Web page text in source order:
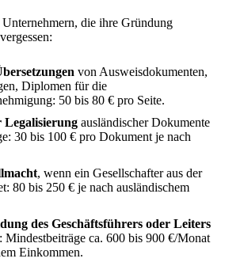
die ihre Gründung
von Ausweisdokumenten,
Diplomen für die
50 bis 80 € pro Seite.
Legalisierung ausländischer Dokumente
30 bis 100 € pro Dokument je nach
, wenn ein Gesellschafter aus der
80 bis 250 € je nach ausländischem
des Geschäftsführers oder Leiters
Mindestbeiträge ca. 600 bis 900 €/Monat
Einkommen.